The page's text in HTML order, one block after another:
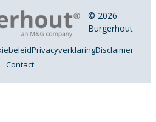
© 2026
Burgerhout
PrivacyverklaringDisclaimer
Contact